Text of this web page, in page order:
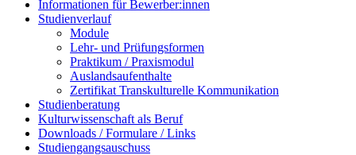
Informationen für Bewerber:innen
Studienverlauf
Module
Lehr- und Prüfungsformen
Praktikum / Praxismodul
Auslandsaufenthalte
Zertifikat Transkulturelle Kommunikation
Studienberatung
Kulturwissenschaft als Beruf
Downloads / Formulare / Links
Studiengangsauschuss